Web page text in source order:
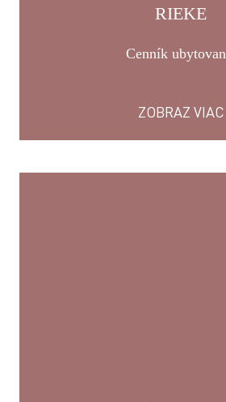
RIEKE
Cenník
ZOBRAZ VIAC